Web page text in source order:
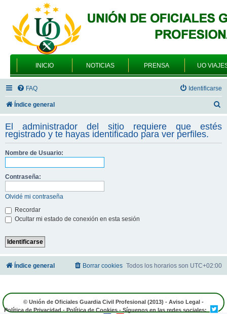
INICIO NOTICIAS PRENSA UO
FAQ Identificarse
Índice general
s
c
El administrador del sitio requiere que estés
registrado y te hayas identificado para ver perfiles.
Nombre de Usuario:
Contraseña:
Olvidé mi contraseña
Recordar
Ocultar mi estado de conexión en esta sesión
Índice general Todos los horarios son UTC+02:00
Borrar cookies
© Unión de Oficiales Guardia Civil Profesional (2013) - Aviso Legal -
Política de Privacidad - Política de Cookies - Síguenos en las redes sociales: